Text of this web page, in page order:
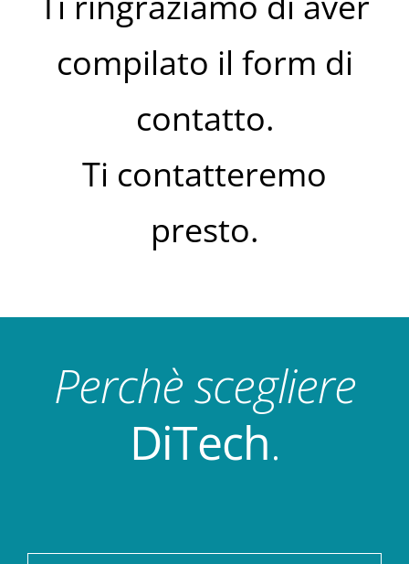
compilato il form di
contatto.
Ti contatteremo
presto.
Perchè scegliere
DiTech.